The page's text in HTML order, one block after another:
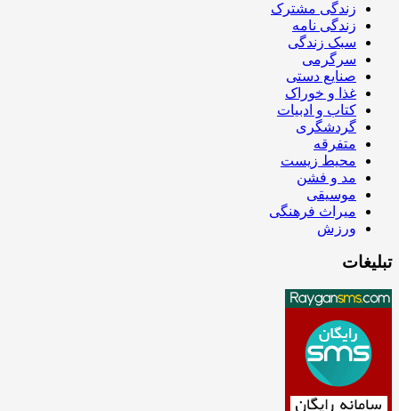
زندگی مشترک
زندگی نامه
سبک زندگی
سرگرمی
صنایع دستی
غذا و خوراک
کتاب و ادبیات
گردشگری
متفرقه
محیط زیست
مد و فشن
موسیقی
میراث فرهنگی
ورزش
تبلیغات